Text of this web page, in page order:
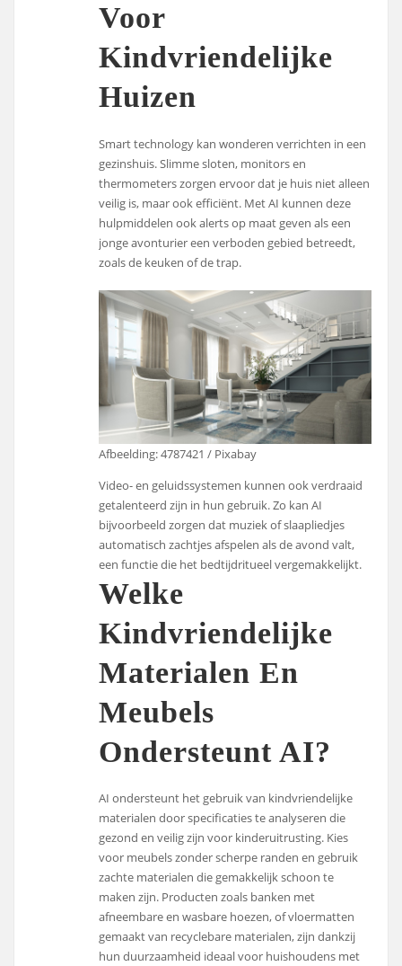
Voor
Kindvriendelijke
Huizen
Smart technology kan wonderen verrichten in een
gezinshuis. Slimme sloten, monitors en
thermometers zorgen ervoor dat je huis niet alleen
veilig is, maar ook efficiënt. Met AI kunnen deze
hulpmiddelen ook alerts op maat geven als een
jonge avonturier een verboden gebied betreedt,
zoals de keuken of de trap.
Afbeelding: 4787421 / Pixabay
Video- en geluidssystemen kunnen ook verdraaid
getalenteerd zijn in hun gebruik. Zo kan AI
bijvoorbeeld zorgen dat muziek of slaapliedjes
automatisch zachtjes afspelen als de avond valt,
een functie die het bedtijdritueel vergemakkelijkt.
Welke
Kindvriendelijke
Materialen En
Meubels
Ondersteunt AI?
AI ondersteunt het gebruik van kindvriendelijke
materialen door specificaties te analyseren die
gezond en veilig zijn voor kinderuitrusting. Kies
voor meubels zonder scherpe randen en gebruik
zachte materialen die gemakkelijk schoon te
maken zijn. Producten zoals banken met
afneembare en wasbare hoezen, of vloermatten
gemaakt van recyclebare materialen, zijn dankzij
hun duurzaamheid ideaal voor huishoudens met